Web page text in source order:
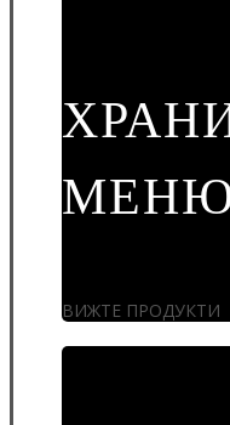
ВИЖТЕ ПРОДУКТИ